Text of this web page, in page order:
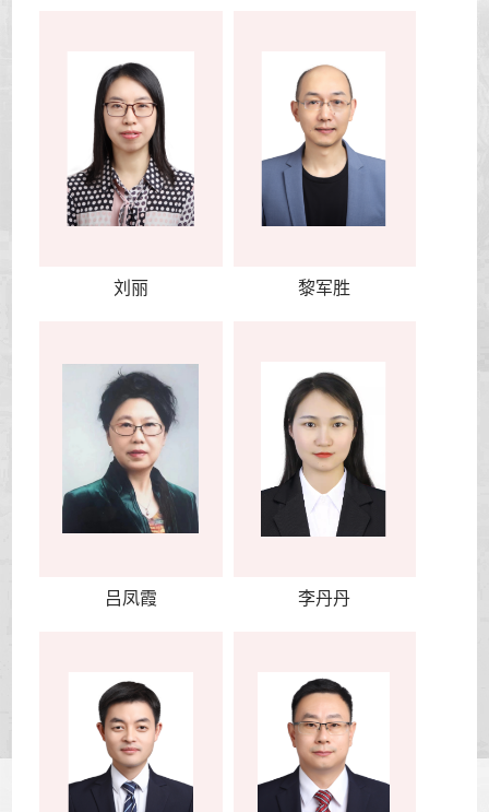
刘丽 黎军胜
吕凤霞 李丹丹